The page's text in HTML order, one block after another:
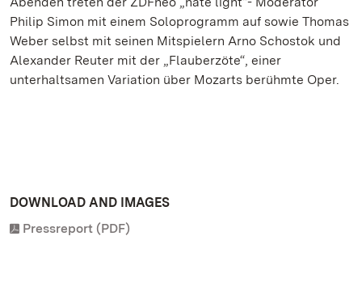
Philip Simon mit einem Soloprogramm auf sowie Thomas
Weber selbst mit seinen Mitspielern Arno Schostok und
Alexander Reuter mit der „Flauberzöte“, einer
unterhaltsamen Variation über Mozarts berühmte Oper.
DOWNLOAD AND IMAGES
Pressreport (PDF)